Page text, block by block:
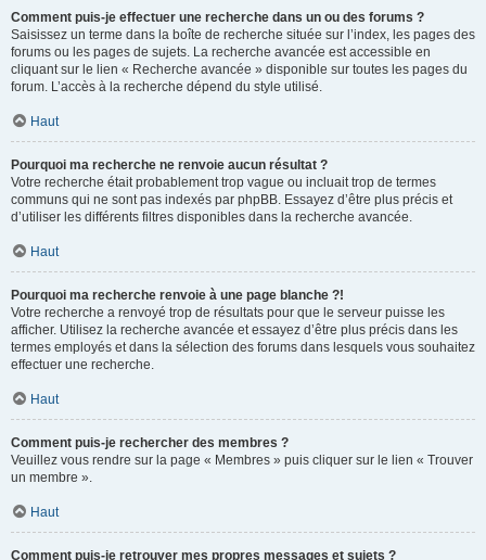
Comment puis-je effectuer une recherche dans un ou des forums ?
Saisissez un terme dans la boîte de recherche située sur l’index, les pages des
forums ou les pages de sujets. La recherche avancée est accessible en
cliquant sur le lien « Recherche avancée » disponible sur toutes les pages du
forum. L’accès à la recherche dépend du style utilisé.
Haut
Pourquoi ma recherche ne renvoie aucun résultat ?
Votre recherche était probablement trop vague ou incluait trop de termes
communs qui ne sont pas indexés par phpBB. Essayez d’être plus précis et
d’utiliser les différents filtres disponibles dans la recherche avancée.
Haut
Pourquoi ma recherche renvoie à une page blanche ?!
Votre recherche a renvoyé trop de résultats pour que le serveur puisse les
afficher. Utilisez la recherche avancée et essayez d’être plus précis dans les
termes employés et dans la sélection des forums dans lesquels vous souhaitez
effectuer une recherche.
Haut
Comment puis-je rechercher des membres ?
Veuillez vous rendre sur la page « Membres » puis cliquer sur le lien « Trouver
un membre ».
Haut
Comment puis-je retrouver mes propres messages et sujets ?